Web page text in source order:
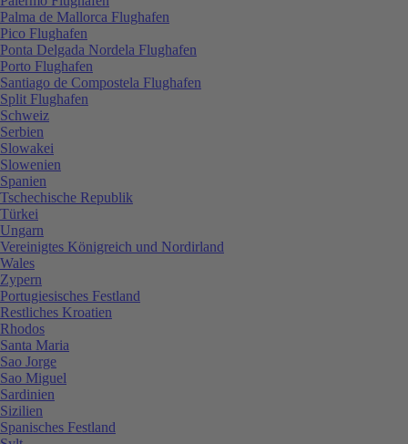
Palma de Mallorca Flughafen
Pico Flughafen
Ponta Delgada Nordela Flughafen
Porto Flughafen
Santiago de Compostela Flughafen
Split Flughafen
Schweiz
Serbien
Slowakei
Slowenien
Spanien
Tschechische Republik
Türkei
Ungarn
Vereinigtes Königreich und Nordirland
Wales
Zypern
Portugiesisches Festland
Restliches Kroatien
Rhodos
Santa Maria
Sao Jorge
Sao Miguel
Sardinien
Sizilien
Spanisches Festland